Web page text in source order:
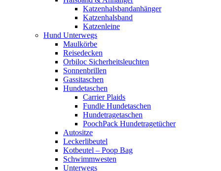
Katzenhalsbandanhänger
Katzenhalsband
Katzenleine
Hund Unterwegs
Maulkörbe
Reisedecken
Orbiloc Sicherheitsleuchten
Sonnenbrillen
Gassitaschen
Hundetaschen
Carrier Plaids
Fundle Hundetaschen
Hundetragetaschen
PoochPack Hundetragetücher
Autositze
Leckerlibeutel
Kotbeutel – Poop Bag
Schwimmwesten
Unterwegs